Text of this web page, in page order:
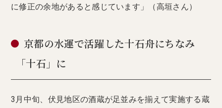
に修正の余地があると感じています」（高垣さん）
京都の水運で活躍した十石舟にちなみ
「十石」に
3月中旬、伏見地区の酒蔵が足並みを揃えて実施する蔵